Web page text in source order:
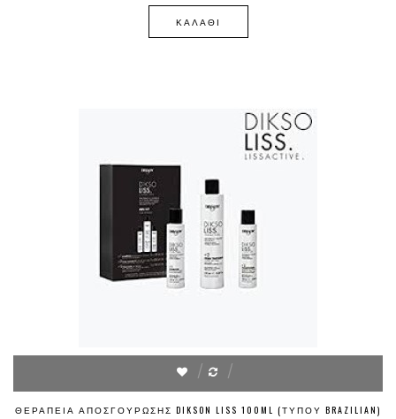
ΚΑΛΆΘΙ
ΘΕΡΑΠΕΊΑ ΑΠΟΣΓΟΎΡΩΣΗΣ DIKSON LISS 100ML (ΤΎΠΟΥ BRAZILIAN)